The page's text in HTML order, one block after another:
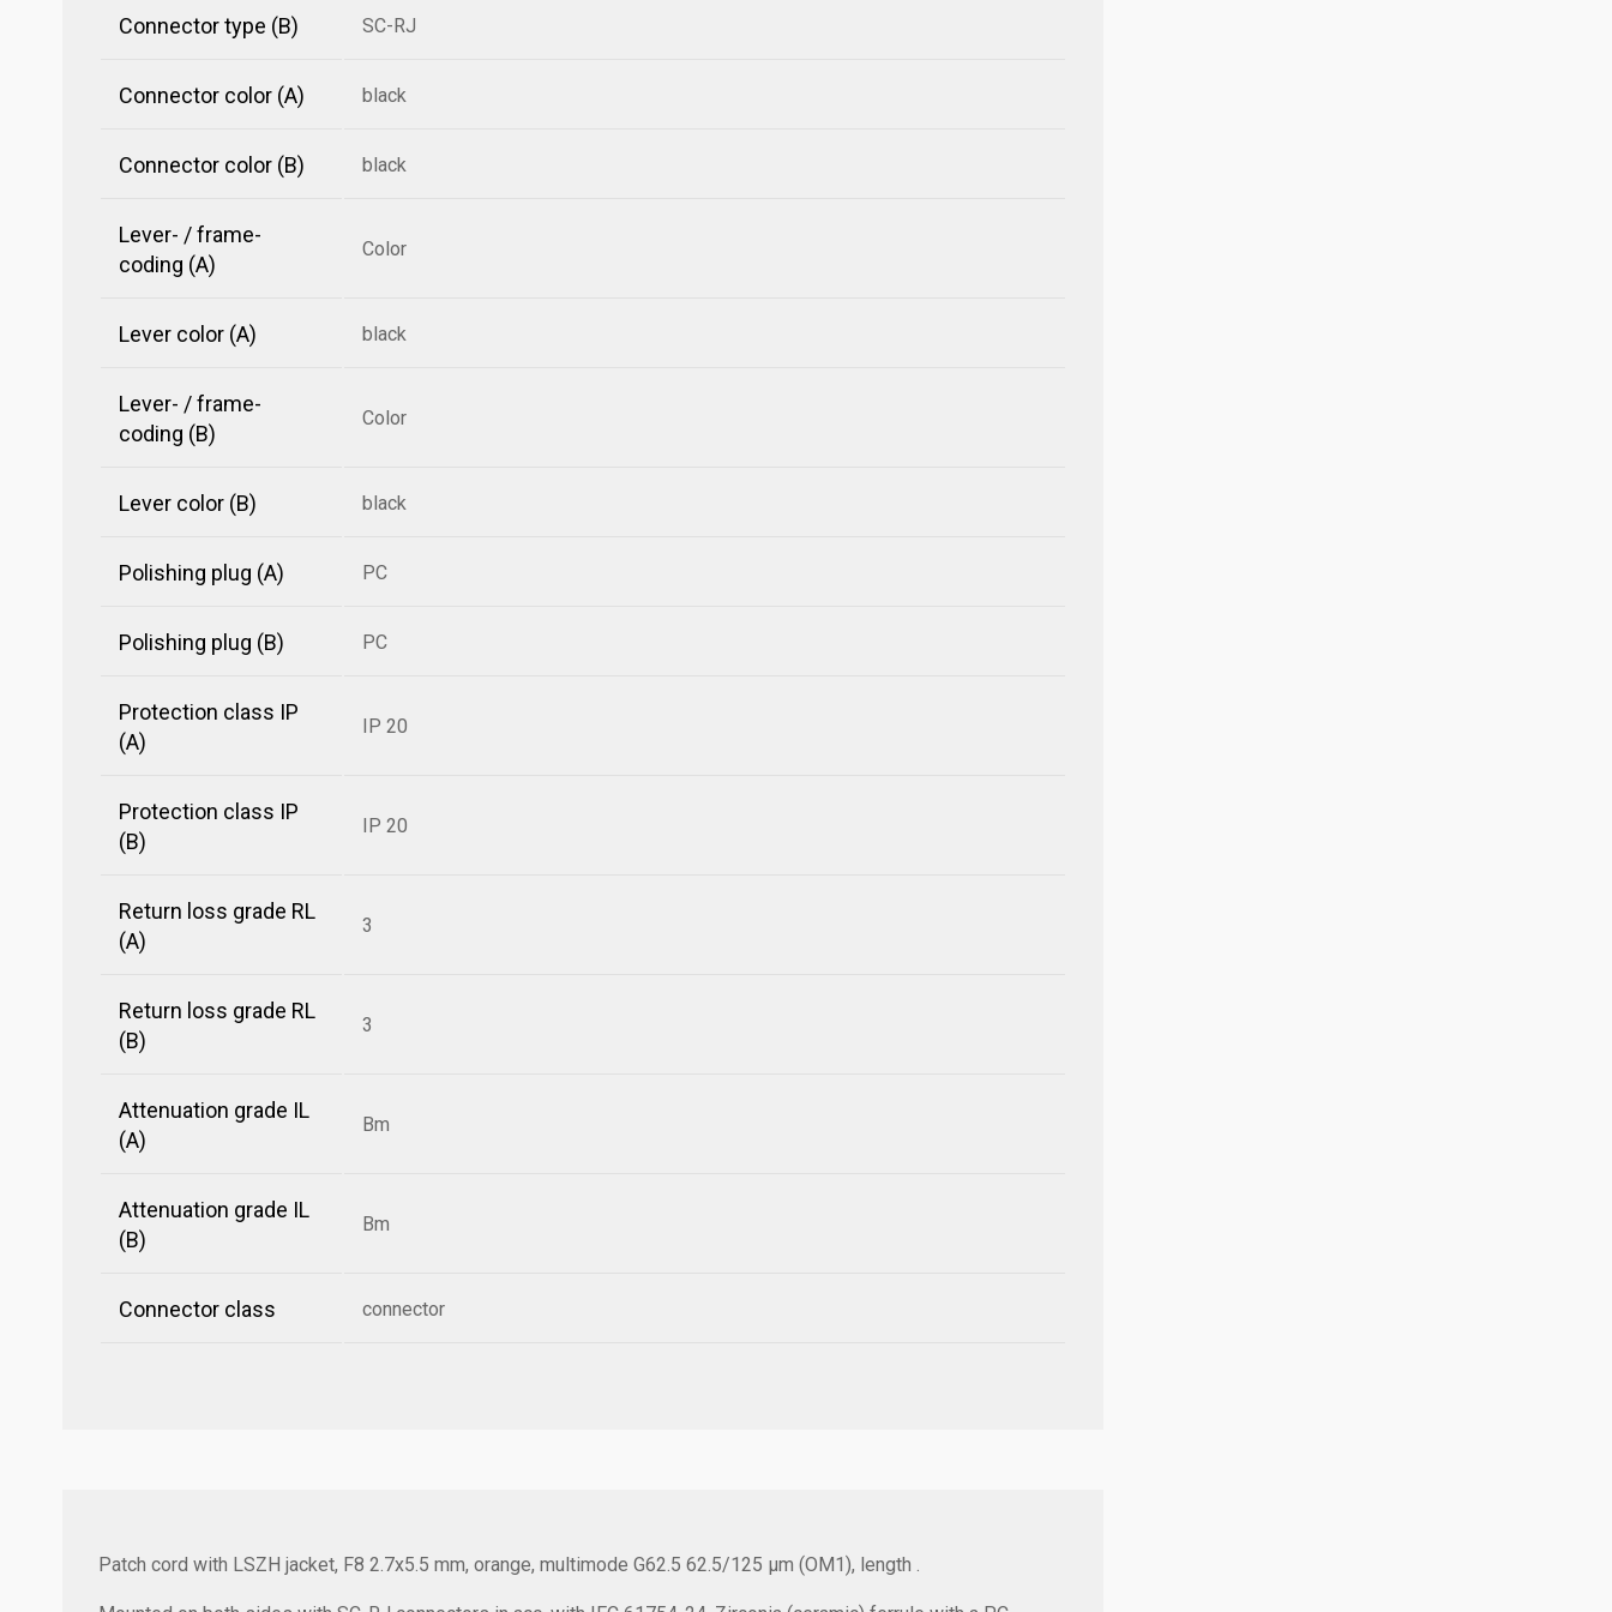
Connector type (B) SC-RJ
Connector color (A) black
Connector color (B) black
Lever- / frame-
coding (A)
Color
Lever color (A) black
Lever- / frame-
coding (B)
Color
Lever color (B) black
Polishing plug (A) PC
Polishing plug (B) PC
Protection class IP
(A)
IP 20
Protection class IP
(B)
IP 20
Return loss grade RL
(A)
3
Return loss grade RL
(B)
3
Attenuation grade IL
(A)
Bm
Attenuation grade IL
(B)
Bm
Connector class connector
Patch cord with LSZH jacket, F8 2.7x5.5 mm, orange, multimode G62.5 62.5/125 µm (OM1), length .